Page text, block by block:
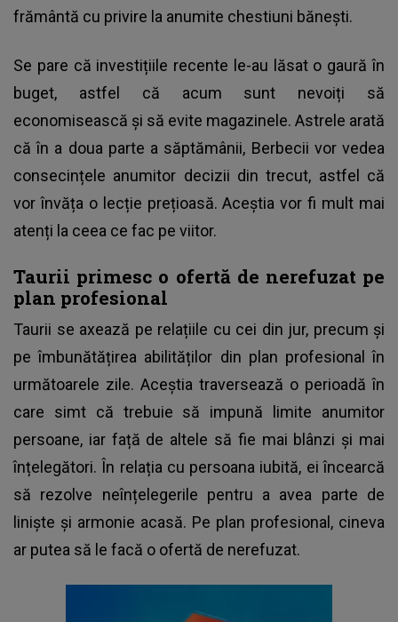
frământă cu privire la anumite chestiuni bănești.
Se pare că investițiile recente le-au lăsat o gaură în
buget, astfel că acum sunt nevoiți să
economisească și să evite magazinele. Astrele arată
că în a doua parte a săptămânii, Berbecii vor vedea
consecințele anumitor decizii din trecut, astfel că
vor învăța o lecție prețioasă. Aceștia vor fi mult mai
atenți la ceea ce fac pe viitor.
Taurii primesc o ofertă de nerefuzat pe
plan profesional
Taurii se axează pe relațiile cu cei din jur, precum și
pe îmbunătățirea abilităților din plan profesional în
următoarele zile. Aceștia traversează o perioadă în
care simt că trebuie să impună limite anumitor
persoane, iar față de altele să fie mai blânzi și mai
înțelegători. În relația cu persoana iubită, ei încearcă
să rezolve neînțelegerile pentru a avea parte de
liniște și armonie acasă. Pe plan profesional, cineva
ar putea să le facă o ofertă de nerefuzat.